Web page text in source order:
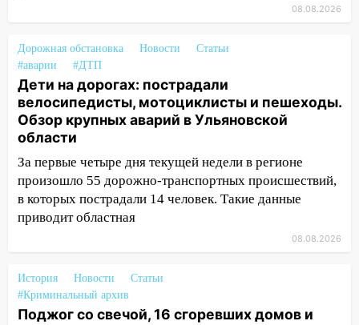
16:35 В Ульяновске установили ещё
девять бункеров для крупногабаритного
мусора
16:26 В Ульяновске бесплатно покажут
матч «Волги» под открытым небом
16:12 В Ульяновском госуниверситете
разработают отечественный прибор для
цифровой ПЦР
15:47 Ульяновцы могут вернуть деньги
за абонементы закрывшегося фитнес-
15:34
После вмешательства
прокуратуры в селах Ульяновской
08.08.2026
Дорожная обстановка Новости
Статьи
#аварии
#ДТП
Дети на дорогах: пострадали
велосипедисты, мотоциклисты и пешеходы.
Обзор крупных аварий в Ульяновской
области
За первые четыре дня текущей недели в регионе
произошло 55 дорожно-транспортных происшествий,
в которых пострадали 14 человек. Такие данные
приводит областная
08.08.2026
История Новости
Статьи
#Криминальный архив
Поджог со свечой, 16 сгоревших домов и